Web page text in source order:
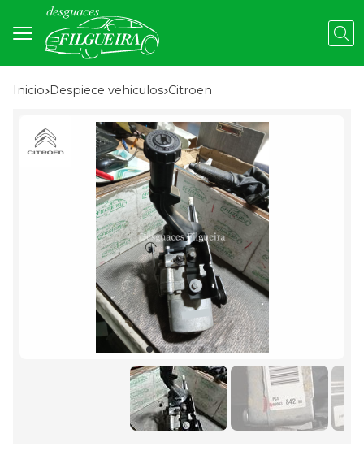
Inicio despiece vehiculos citroen